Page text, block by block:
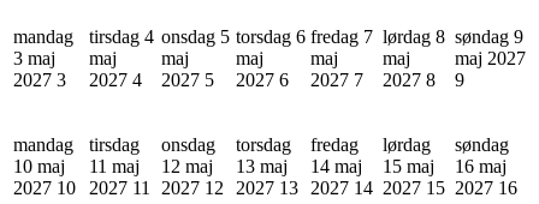
mandag
3 maj
2027 3
tirsdag 4
maj
2027 4
onsdag 5
maj
2027 5
torsdag 6
maj
2027 6
fredag 7
maj
2027 7
lørdag 8
maj
2027 8
søndag 9
maj 2027
9
mandag
10 maj
2027 10
tirsdag
11 maj
2027 11
onsdag
12 maj
2027 12
torsdag
13 maj
2027 13
fredag
14 maj
2027 14
lørdag
15 maj
2027 15
søndag
16 maj
2027 16